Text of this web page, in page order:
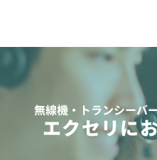
無線機・トランシーバ
エクセリに